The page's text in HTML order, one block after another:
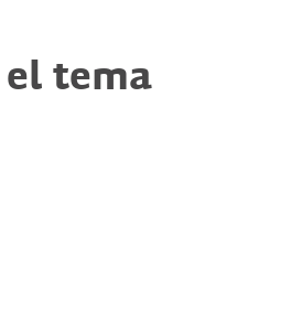
tema